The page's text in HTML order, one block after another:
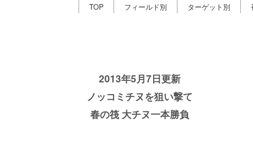
TOP フィールド別 ターゲット別
2013年5月7日更新
ノッコミチヌを狙い撃て
春の筏 大チヌ一本勝負